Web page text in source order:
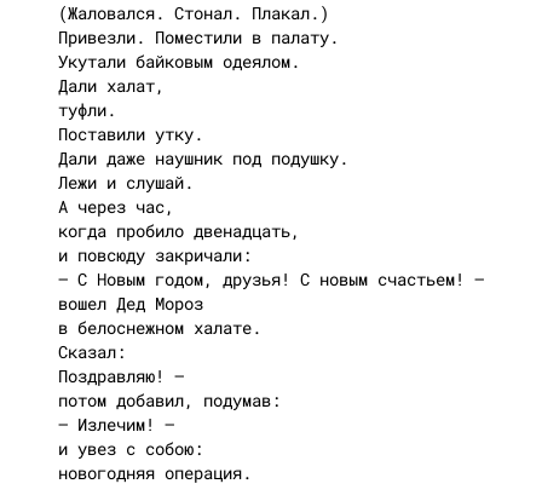
(Жаловался. Стонал. Плакал.)
Привезли. Поместили в палату.
Укутали байковым одеялом.
Дали халат,
туфли.
Поставили утку.
Дали даже наушник под подушку.
Лежи и слушай.
А через час,
когда пробило двенадцать,
и повсюду закричали:
— С Новым годом, друзья! С новым счастьем! —
вошел Дед Мороз
в белоснежном халате.
Сказал:
Поздравляю! —
потом добавил, подумав:
— Излечим! —
и увез с собою:
новогодняя операция.